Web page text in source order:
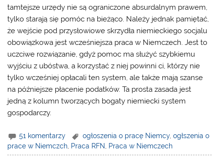
tamtejsze urzędy nie są ograniczone absurdalnym prawem,
tylko starają się pomóc na bieżąco. Należy jednak pamiętać,
że wejście pod przysłowiowe skrzydła niemieckiego socjalu
obowiązkowa jest wcześniejsza praca w Niemczech. Jest to
uczciwe rozwiązanie, gdyż pomoc ma służyć szybkiemu
wyjściu z ubóstwa, a korzystać z niej powinni ci, którzy nie
tylko wcześniej opłacali ten system, ale także mają szanse
na późniejsze płacenie podatków. Ta prosta zasada jest
jedną z kolumn tworzących bogaty niemiecki system
gospodarczy.
51 komentarzy ogłoszenia o pracę Niemcy,ogłszenia o
prace w Niemczch Praca RFN Praca w Niemczech